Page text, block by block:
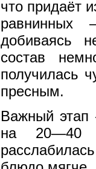
что придаёт
равнинных
добиваясь
состав
получилась
пресным.
Важный этап
на 20—40